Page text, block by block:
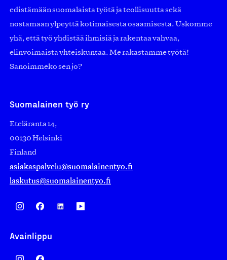
edistämään suomalaista työtä ja teollisuutta sekä
nostamaan ylpeyttä kotimaisesta osaamisesta. Uskomme
yhä, että työ yhdistää ihmisiä ja rakentaa vahvaa,
elinvoimaista yhteiskuntaa. Me rakastamme työtä!
Sanoimmeko sen jo?
Suomalainen työ ry
Eteläranta 14,
00130 Helsinki
Finland
asiakaspalvelu@suomalainentyo.fi
laskutus@suomalainentyo.fi
Avainlippu